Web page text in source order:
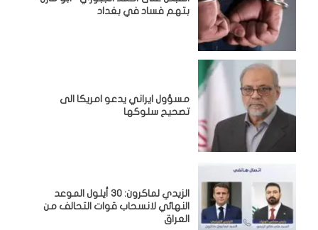
بتهم فساد في بغداد
مسؤول ايراني يدعو امريكا الى
تصحيح سلوكها
الزيدي لماكرون: 30 أيلول الموعد
النهائي لانسحاب قوات التحالف من
العراق